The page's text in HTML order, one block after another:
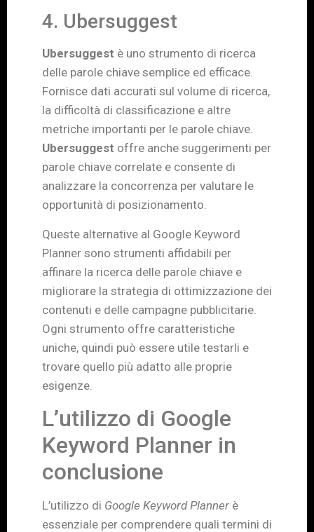
4. Ubersuggest
Ubersuggest è uno strumento di ricerca
delle parole chiave semplice ed efficace.
Fornisce dati accurati sul volume di ricerca,
la difficoltà di classificazione e altre
metriche importanti per le parole chiave.
Ubersuggest offre anche suggerimenti per
parole chiave correlate e consente di
analizzare la concorrenza per valutare le
opportunità di posizionamento.
Queste alternative al Google Keyword
Planner sono strumenti affidabili per
affinare la ricerca delle parole chiave e
migliorare la strategia di ottimizzazione dei
contenuti e delle campagne pubblicitarie.
Ogni strumento offre caratteristiche
uniche, quindi può essere utile testarli e
trovare quello più adatto alle proprie
esigenze.
L’utilizzo di Google
Keyword Planner in
conclusione
L’utilizzo di Google Keyword Planner è
essenziale per comprendere quali termini di